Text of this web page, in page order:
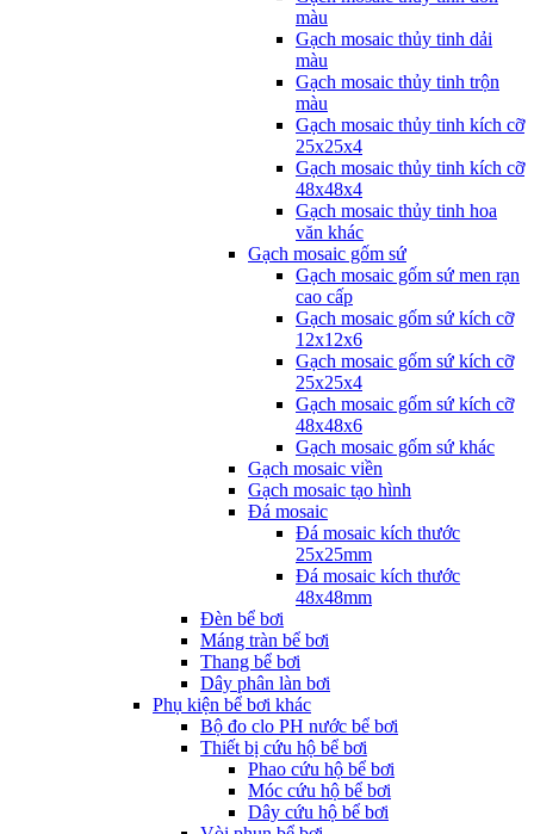
màu
Gạch mosaic thủy tinh dải
màu
Gạch mosaic thủy tinh trộn
màu
Gạch mosaic thủy tinh kích cỡ
25x25x4
Gạch mosaic thủy tinh kích cỡ
48x48x4
Gạch mosaic thủy tinh hoa
văn khác
Gạch mosaic gốm sứ
Gạch mosaic gốm sứ men rạn
cao cấp
Gạch mosaic gốm sứ kích cỡ
12x12x6
Gạch mosaic gốm sứ kích cỡ
25x25x4
Gạch mosaic gốm sứ kích cỡ
48x48x6
Gạch mosaic gốm sứ khác
Gạch mosaic viền
Gạch mosaic tạo hình
Đá mosaic
Đá mosaic kích thước
25x25mm
Đá mosaic kích thước
48x48mm
Đèn bể bơi
Máng tràn bể bơi
Thang bể bơi
Dây phân làn bơi
Phụ kiện bể bơi khác
Bộ đo clo PH nước bể bơi
Thiết bị cứu hộ bể bơi
Phao cứu hộ bể bơi
Móc cứu hộ bể bơi
Dây cứu hộ bể bơi